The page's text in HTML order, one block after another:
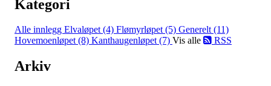
Kategori
Alle innlegg Elvaløpet (4) Flømyrløpet (5) Generelt (11)
Hovemoenløpet (8) Kanthaugenløpet (7) Vis alle RSS
Arkiv